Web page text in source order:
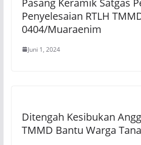
Penyelesaian RTLH
0404/Muaraenim
Juni 1, 2024
Ditengah Kesibukan
TMMD Bantu Warga